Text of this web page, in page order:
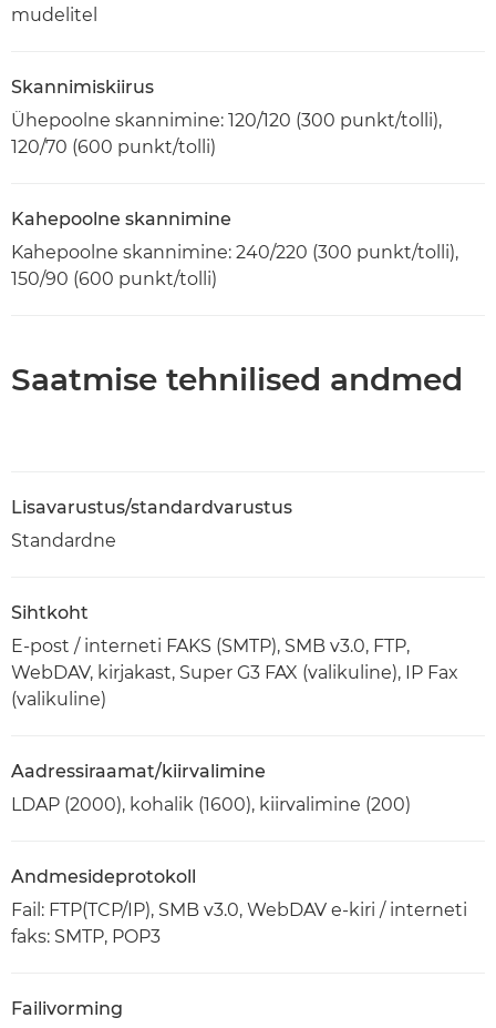
mudelitel
Skannimiskiirus
Ühepoolne skannimine: 120/120 (300 punkt/tolli),
120/70 (600 punkt/tolli)
Kahepoolne skannimine
Kahepoolne skannimine: 240/220 (300 punkt/tolli),
150/90 (600 punkt/tolli)
Saatmise tehnilised andmed
Lisavarustus/standardvarustus
Standardne
Sihtkoht
E-post / interneti FAKS (SMTP), SMB v3.0, FTP,
WebDAV, kirjakast, Super G3 FAX (valikuline), IP Fax
(valikuline)
Aadressiraamat/kiirvalimine
LDAP (2000), kohalik (1600), kiirvalimine (200)
Andmesideprotokoll
Fail: FTP(TCP/IP), SMB v3.0, WebDAV e-kiri / interneti
faks: SMTP, POP3
Failivorming